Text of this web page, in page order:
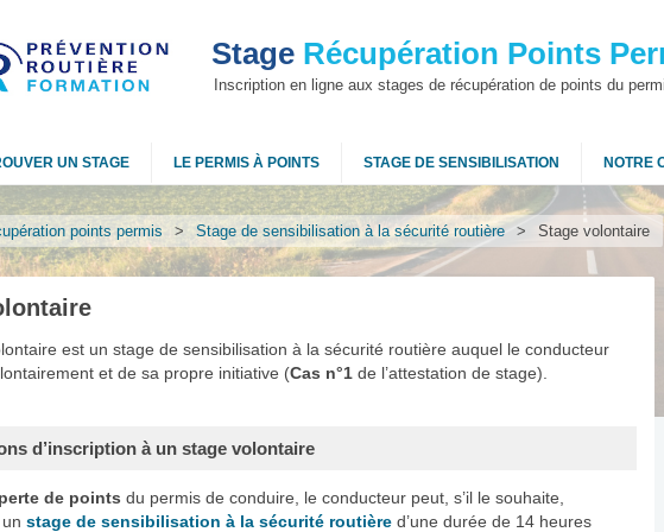
Stage Récupération Points
Inscription en ligne aux stages de récupération de points du
UN STAGE LE PERMIS À POINTS STAGE DE SENSIBILISATION NOTRE
points permis > Stage de sensibilisation à la sécurité routière > Stage volontaire
est un stage de sensibilisation à la sécurité routière auquel le conducteur
et de sa propre initiative (Cas n°1 de l’attestation de stage).
d’inscription à un stage volontaire
de points du permis de conduire, le conducteur peut, s’il le souhaite,
stage de sensibilisation à la sécurité routière d’une durée de 14 heures